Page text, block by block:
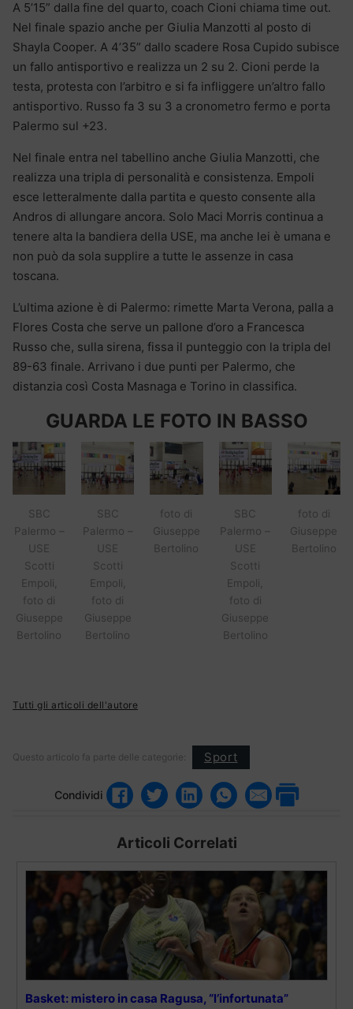
A 5’15” dalla fine del quarto, coach Cioni chiama time out.
Nel finale spazio anche per Giulia Manzotti al posto di
Shayla Cooper. A 4’35” dallo scadere Rosa Cupido subisce
un fallo antisportivo e realizza un 2 su 2. Cioni perde la
testa, protesta con l’arbitro e si fa infliggere un’altro fallo
antisportivo. Russo fa 3 su 3 a cronometro fermo e porta
Palermo sul +23.
Nel finale entra nel tabellino anche Giulia Manzotti, che
realizza una tripla di personalità e consistenza. Empoli
esce letteralmente dalla partita e questo consente alla
Andros di allungare ancora. Solo Maci Morris continua a
tenere alta la bandiera della USE, ma anche lei è umana e
non può da sola supplire a tutte le assenze in casa
toscana.
L’ultima azione è di Palermo: rimette Marta Verona, palla a
Flores Costa che serve un pallone d’oro a Francesca
Russo che, sulla sirena, fissa il punteggio con la tripla del
89-63 finale. Arrivano i due punti per Palermo, che
distanzia così Costa Masnaga e Torino in classifica.
GUARDA LE FOTO IN BASSO
SBC
Palermo –
USE
Scotti
Empoli,
foto di
Giuseppe
Bertolino
SBC
Palermo –
USE
Scotti
Empoli,
foto di
Giuseppe
Bertolino
foto di
Giuseppe
Bertolino
SBC
Palermo –
USE
Scotti
Empoli,
foto di
Giuseppe
Bertolino
foto di
Giuseppe
Bertolino
Tutti gli articoli dell'autore
Questo articolo fa parte delle categorie: Sport
Condividi
Articoli Correlati
Basket: mistero in casa Ragusa, “l’infortunata”